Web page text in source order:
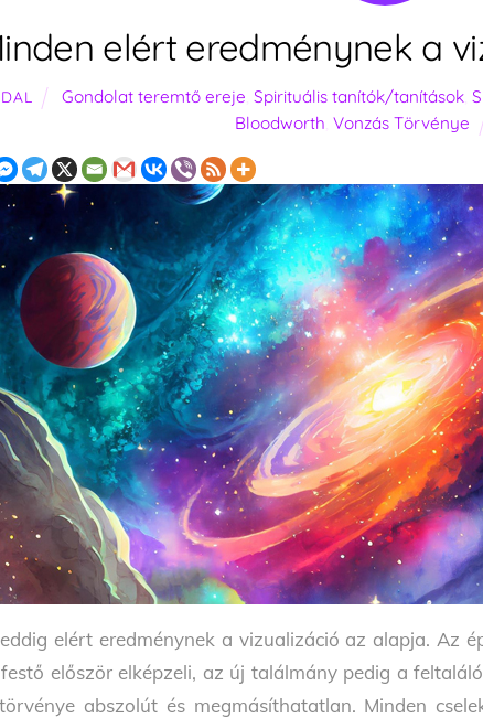
elért eredménynek a
Gondolat teremtő ereje ,Spirituális tanítók/tanítások ,
Bloodworth Vonzás Törvénye
elért eredménynek a vizualizáció az alapja. Az
először elképzeli, az új találmány pedig a
abszolút és megmásíthatatlan. Minden